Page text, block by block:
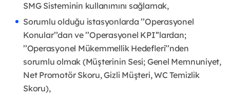
SMG Sisteminin kullanımını sağlamak,
Sorumlu olduğu istasyonlarda ’’Operasyonel
Konular’’dan ve ’’Operasyonel KPI’’lardan;
’’Operasyonel Mükemmellik Hedefleri’’nden
sorumlu olmak (Müşterinin Sesi; Genel Memnuniyet,
Net Promotör Skoru, Gizli Müşteri, WC Temizlik
Skoru),